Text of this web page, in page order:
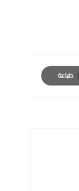
طباعة
Print